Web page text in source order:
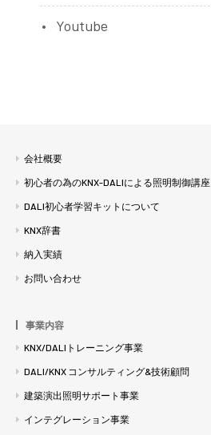
Youtube
会社概要
初心者の為のKNX-DALIによる照明制御講座
DALI初心者学習キットについて
KNX辞書
納入実績
お問い合わせ
事業内容
KNX/DALIトレーニング事業
DALI/KNX コンサルティング&技術顧問
建築演出照明サポート事業
インテグレーション事業